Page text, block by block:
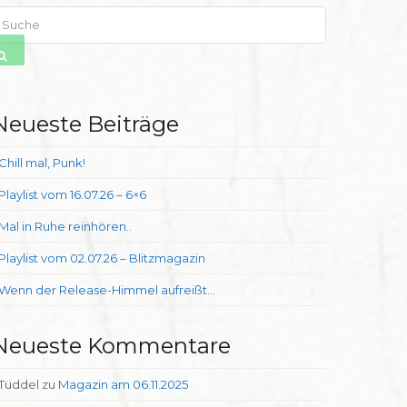
Beiträge
mal, Punk!
vom 16.07.26 – 6×6
in Ruhe reinhören..
vom 02.07.26 – Blitzmagazin
der Release-Himmel aufreißt…
Kommentare
zu Magazin am 06.11.2025